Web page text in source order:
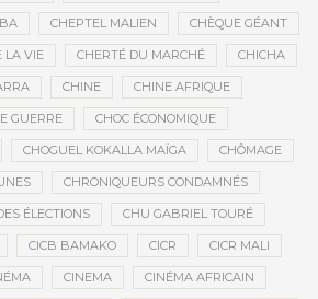
CHEPTEL MALIEN CHÈQUE GÉANT
LA VIE CHERTÉ DU MARCHÉ CHICHA
CHINE CHINE AFRIQUE
GUERRE CHOC ÉCONOMIQUE
CHOGUEL KOKALLA MAÏGA CHÔMAGE
CHRONIQUEURS CONDAMNÉS
ÉLECTIONS CHU GABRIEL TOURÉ
CICB BAMAKO CICR CICR MALI
CINEMA CINÉMA AFRICAIN